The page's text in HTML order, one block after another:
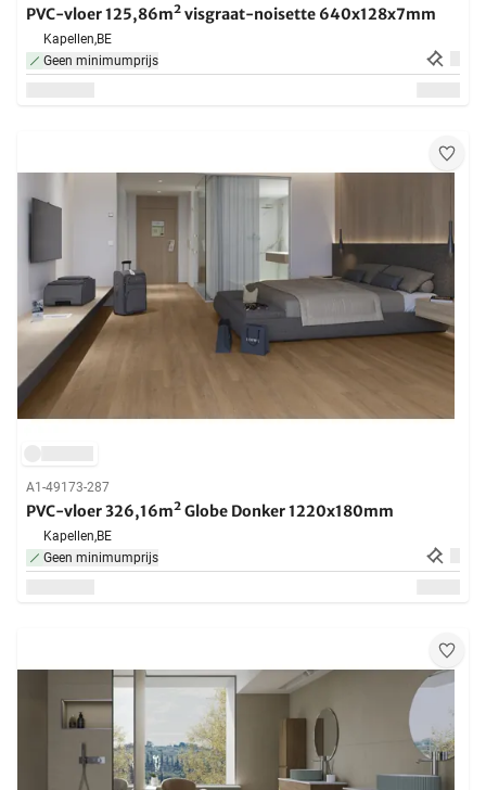
PVC-vloer 125,86m² visgraat-noisette 640x128x7mm
Kapellen,BE
Geen minimumprijs
A1-49173-287
PVC-vloer 326,16m² Globe Donker 1220x180mm
Kapellen,BE
Geen minimumprijs